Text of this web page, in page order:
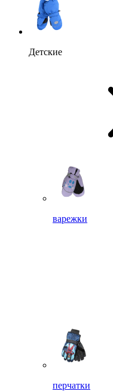
Детские
варежки
перчатки